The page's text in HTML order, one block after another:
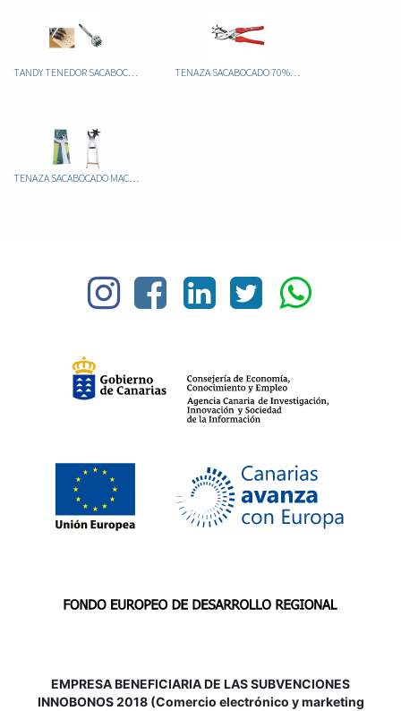
EMPRESA BENEFICIARIA DE LAS SUBVENCIONES
INNOBONOS 2018 (Comercio electrónico y marketing